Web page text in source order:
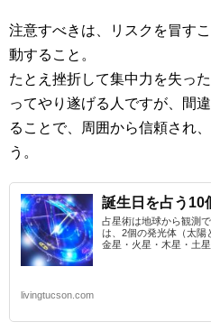
注意すべきは、リスクを冒す
動すること。
たとえ挫折して集中力を失っ
ってやり遂げる人ですが、間
ることで、周囲から信頼され
う。
誕生日を占う10
占星術は地球から観測
は、2個の発光体（太陽
金星・火星・木星・土星
livingtucson.com